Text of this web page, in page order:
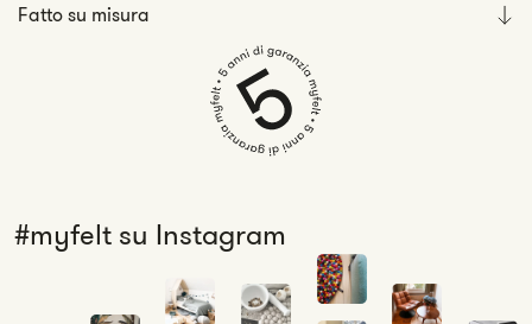
Fatto su misura
#myfelt su Instagram